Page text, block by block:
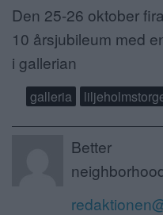
Den 25-26 oktober
10 årsjubileum med
i gallerian
galleria
Better